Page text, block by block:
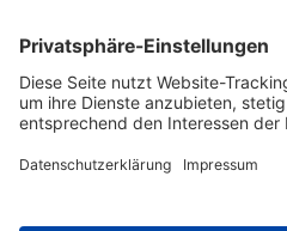
© 2025 Zander Digital